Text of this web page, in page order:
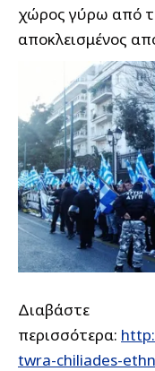
χώροςγύρω από
αποκλεισμένος
Διαβάστε
περισσότερα:
twra-chiliades-